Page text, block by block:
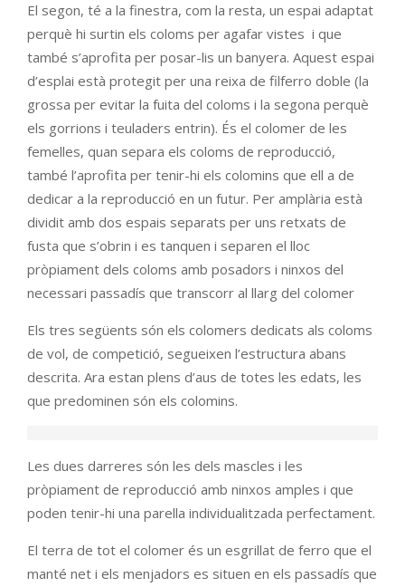
El segon, té a la finestra, com la resta, un espai adaptat
perquè hi surtin els coloms per agafar vistes i que
també s’aprofita per posar-lis un banyera. Aquest espai
d’esplai està protegit per una reixa de filferro doble (la
grossa per evitar la fuita del coloms i la segona perquè
els gorrions i teuladers entrin). És el colomer de les
femelles, quan separa els coloms de reproducció,
també l’aprofita per tenir-hi els colomins que ell a de
dedicar a la reproducció en un futur. Per amplària està
dividit amb dos espais separats per uns retxats de
fusta que s’obrin i es tanquen i separen el lloc
pròpiament dels coloms amb posadors i ninxos del
necessari passadís que transcorr al llarg del colomer
Els tres següents són els colomers dedicats als coloms
de vol, de competició, segueixen l’estructura abans
descrita. Ara estan plens d’aus de totes les edats, les
que predominen són els colomins.
Les dues darreres són les dels mascles i les
pròpiament de reproducció amb ninxos amples i que
poden tenir-hi una parella individualitzada perfectament.
El terra de tot el colomer és un esgrillat de ferro que el
manté net i els menjadors es situen en els passadís que